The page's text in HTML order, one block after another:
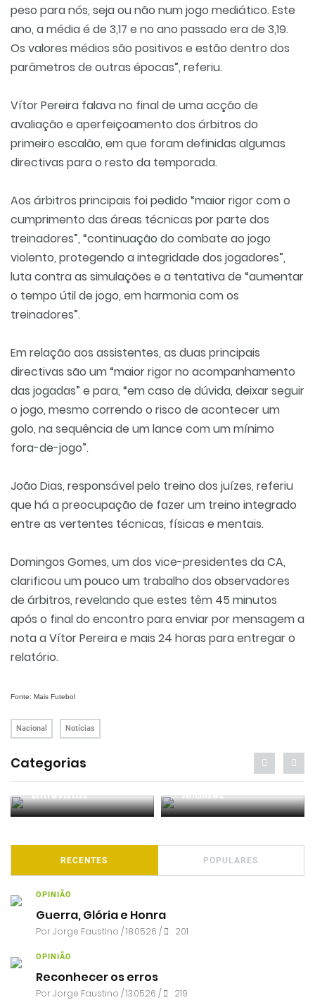
peso para nós, seja ou não num jogo mediático. Este
ano, a média é de 3,17 e no ano passado era de 3,19.
Os valores médios são positivos e estão dentro dos
parâmetros de outras épocas”, referiu.
Vítor Pereira falava no final de uma acção de
avaliação e aperfeiçoamento dos árbitros do
primeiro escalão, em que foram definidas algumas
directivas para o resto da temporada.
Aos árbitros principais foi pedido “maior rigor com o
cumprimento das áreas técnicas por parte dos
treinadores”, “continuação do combate ao jogo
violento, protegendo a integridade dos jogadores”,
luta contra as simulações e a tentativa de “aumentar
o tempo útil de jogo, em harmonia com os
treinadores”.
Em relação aos assistentes, as duas principais
directivas são um “maior rigor no acompanhamento
das jogadas” e para, “em caso de dúvida, deixar seguir
o jogo, mesmo correndo o risco de acontecer um
golo, na sequência de um lance com um mínimo
fora-de-jogo”.
João Dias, responsável pelo treino dos juízes, referiu
que há a preocupação de fazer um treino integrado
entre as vertentes técnicas, físicas e mentais.
Domingos Gomes, um dos vice-presidentes da CA,
clarificou um pouco um trabalho dos observadores
de árbitros, revelando que estes têm 45 minutos
após o final do encontro para enviar por mensagem a
nota a Vítor Pereira e mais 24 horas para entregar o
relatório.
Fonte: Mais Futebol
Nacional Notícias
Categorias
Entrevistas Análises
RECENTES POPULARES
OPINIÃO
Guerra, Glória e Honra
PorJorge Faustino / 18.05.26 / 201
OPINIÃO
Reconhecer os erros
PorJorge Faustino / 13.05.26 / 219